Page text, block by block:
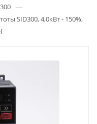
—
SID300, 4,0кВт - 150%,